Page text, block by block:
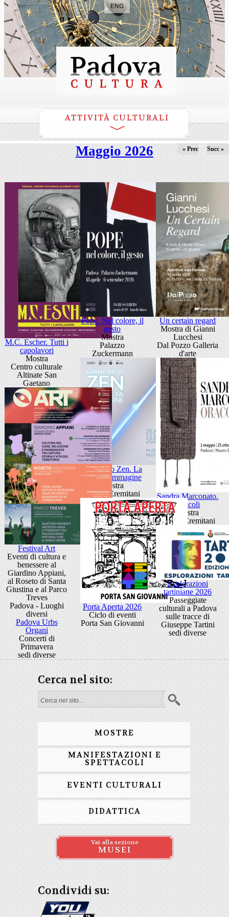
ENG
ATTIVITÀ CULTURALI
Maggio 2026 « Prec Succ »
M.C. Escher. Tutti i
capolavori
Mostra
Centro culturale
Altinate San
Gaetano
Pope. Nel colore, il
gesto
Mostra
Palazzo
Zuckermann
Un certain regard
Mostra di Gianni
Lucchesi
Dal Pozzo Galleria
d'arte
Giancarlo Zen. La
luce fa l'immagine
Mostra
Museo Eremitani
Sandra Marconato.
Oracoli
Mostra
Museo Eremitani
Festival Art
Eventi di cultura e
benessere al
Giardino Appiani,
al Roseto di Santa
Giustina e al Parco
Treves
Padova - Luoghi
diversi
Porta Aperta 2026
Ciclo di eventi
Porta San Giovanni
Esplorazioni
tartiniane 2026
Passeggiate
culturali a Padova
sulle tracce di
Giuseppe Tartini
sedi diverse
Padova Urbs
Organi
Concerti di
Primavera
sedi diverse
Cerca nel sito:
Form di ricerca
MOSTRE
MANIFESTAZIONI E
SPETTACOLI
EVENTI CULTURALI
DIDATTICA
Vai alla sezione
MUSEI
Condividi su: